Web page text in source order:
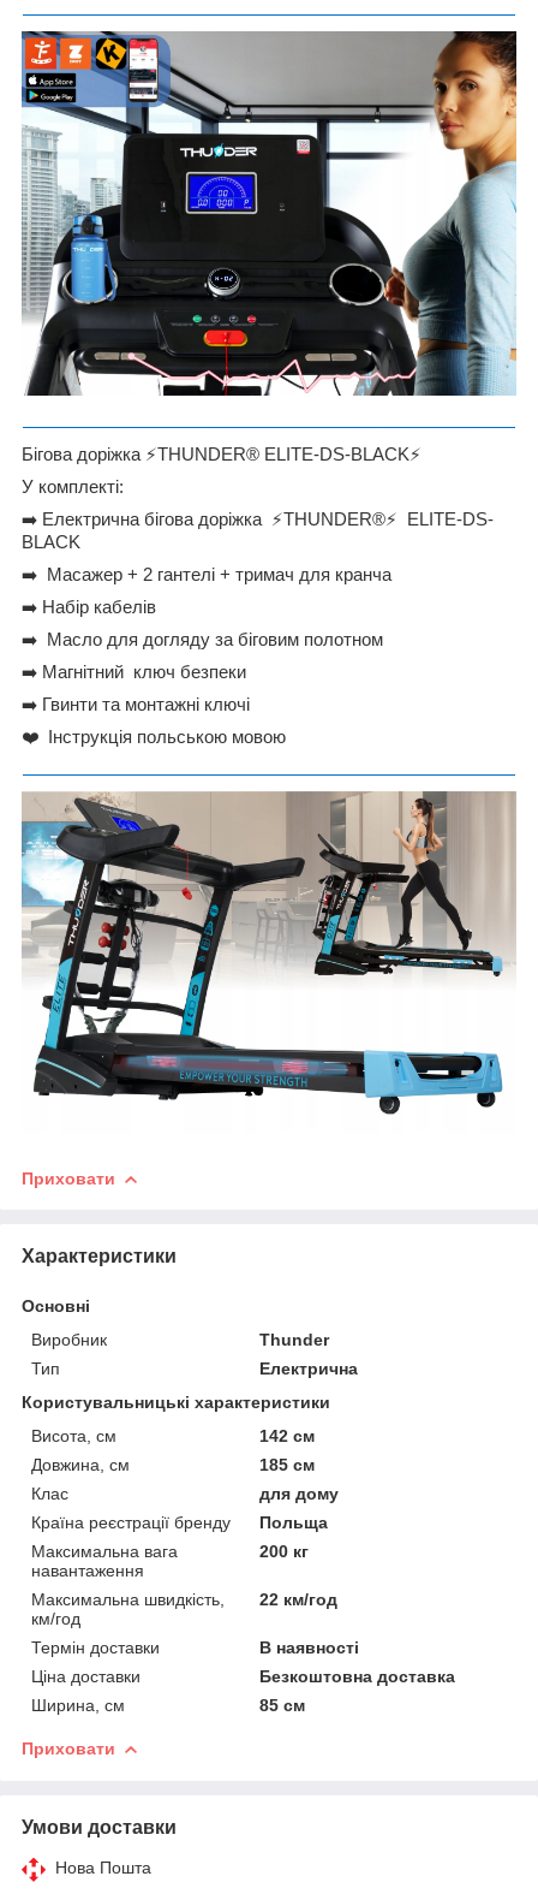
Бігова доріжка ⚡THUNDER®️ ELITE-DS-BLACK⚡
У комплекті:
➡ ️ Електрична бігова доріжка ⚡THUNDER®️⚡ ELITE-DS-
BLACK
➡ ️ Масажер + 2 гантелі + тримач для кранча
➡ ️ Набір кабелів
➡ ️ Масло для догляду за біговим полотном
➡ ️ Магнітний ключ безпеки
➡ ️ Гвинти та монтажні ключі
❤ ️ Інструкція польською мовою
Приховати
Характеристики
Основні
Виробник
Thunder
Тип
Електрична
Користувальницькі характеристики
Висота, см
142 см
Довжина, см
185 см
Клас
для дому
Країна реєстрації бренду
Польща
Максимальна вага
навантаження
200 кг
Максимальна швидкість,
км/год
22 км/год
Термін доставки
В наявності
Ціна доставки
Безкоштовна доставка
Ширина, см
85 см
Приховати
Умови доставки
Нова Пошта